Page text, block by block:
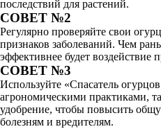
последствий для растений.
СОВЕТ №2
Регулярно проверяйте свои
признаков заболеваний. Чем
эффективнее будет воздействие
СОВЕТ №3
Используйте «Спасатель
агрономическими практиками,
удобрение, чтобы повысить
болезням и вредителям.